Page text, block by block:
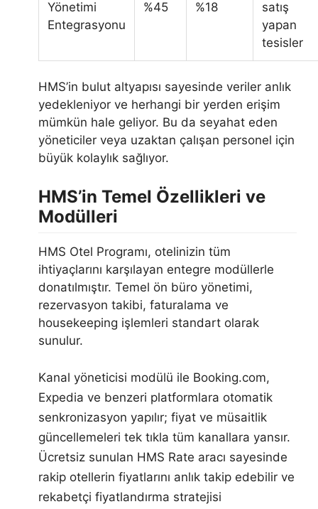
Yönetimi
Entegrasyonu
%45 %18
satış
yapan
tesisler
HMS’in bulut altyapısı sayesinde veriler anlık
yedekleniyor ve herhangi bir yerden erişim
mümkün hale geliyor. Bu da seyahat eden
yöneticiler veya uzaktan çalışan personel için
büyük kolaylık sağlıyor.
HMS’in Temel Özellikleri ve
Modülleri
HMS Otel Programı, otelinizin tüm
ihtiyaçlarını karşılayan entegre modüllerle
donatılmıştır. Temel ön büro yönetimi,
rezervasyon takibi, faturalama ve
housekeeping işlemleri standart olarak
sunulur.
Kanal yöneticisi modülü ile Booking.com,
Expedia ve benzeri platformlara otomatik
senkronizasyon yapılır; fiyat ve müsaitlik
güncellemeleri tek tıkla tüm kanallara yansır.
Ücretsiz sunulan HMS Rate aracı sayesinde
rakip otellerin fiyatlarını anlık takip edebilir ve
rekabetçi fiyatlandırma stratejisi